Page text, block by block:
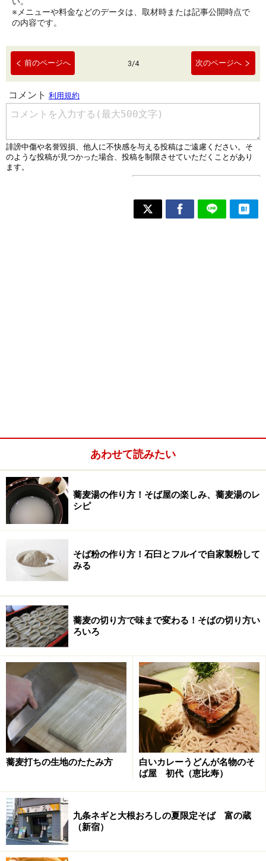
※メニューや料金などのデータは、取材時または記事公開時点で
の内容です。
前のページへ 3/4 次のページへ
あわせて読みたい
蕎麦湯の作り方！そば屋の楽しみ、蕎麦湯のレ
シピ
そば粉の作り方！石臼とフルイで自家製粉して
みる
蕎麦の切り方で味まで変わる！そばの切り方い
ろいろ
蕎麦打ちの生地のたたみ方
白いカレーうどんが名物のそ
ば屋 初代（恵比寿）
九条ネギと大根おろしの夏限定そば 富の蔵
（新宿）